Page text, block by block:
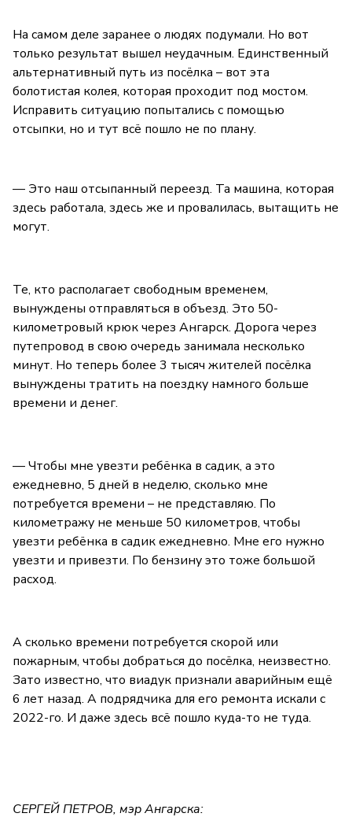
На самом деле заранее о людях подумали. Но вот
только результат вышел неудачным. Единственный
альтернативный путь из посёлка – вот эта
болотистая колея, которая проходит под мостом.
Исправить ситуацию попытались с помощью
отсыпки, но и тут всё пошло не по плану.
— Это наш отсыпанный переезд. Та машина, которая
здесь работала, здесь же и провалилась, вытащить не
могут.
Те, кто располагает свободным временем,
вынуждены отправляться в объезд. Это 50-
километровый крюк через Ангарск. Дорога через
путепровод в свою очередь занимала несколько
минут. Но теперь более 3 тысяч жителей посёлка
вынуждены тратить на поездку намного больше
времени и денег.
— Чтобы мне увезти ребёнка в садик, а это
ежедневно, 5 дней в неделю, сколько мне
потребуется времени – не представляю. По
километражу не меньше 50 километров, чтобы
увезти ребёнка в садик ежедневно. Мне его нужно
увезти и привезти. По бензину это тоже большой
расход.
А сколько времени потребуется скорой или
пожарным, чтобы добраться до посёлка, неизвестно.
Зато известно, что виадук признали аварийным ещё
6 лет назад. А подрядчика для его ремонта искали с
2022-го. И даже здесь всё пошло куда-то не туда.
СЕРГЕЙ ПЕТРОВ, мэр Ангарска: